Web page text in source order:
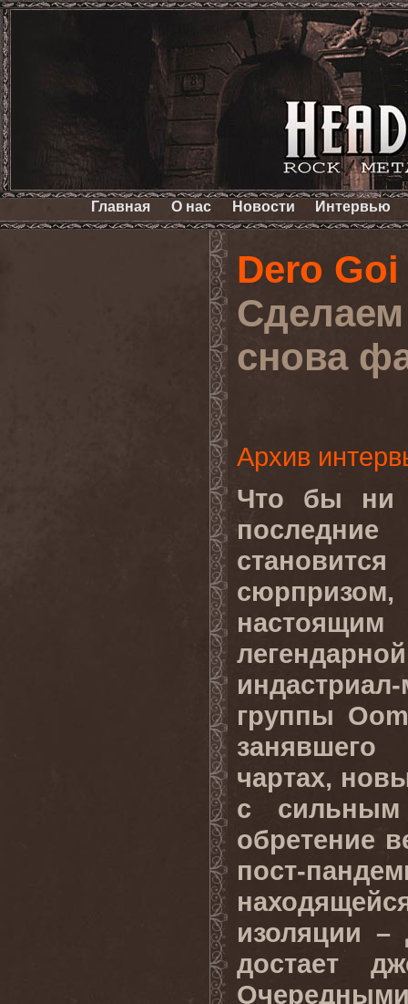
Главная О нас Новости Интервью
Dero Goi
снова
Архив
Что бы ни
группы
чартах,
с сильным
обретение
пост-
изоляции –
достает